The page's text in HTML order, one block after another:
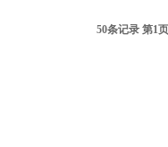
50条记录 第1页